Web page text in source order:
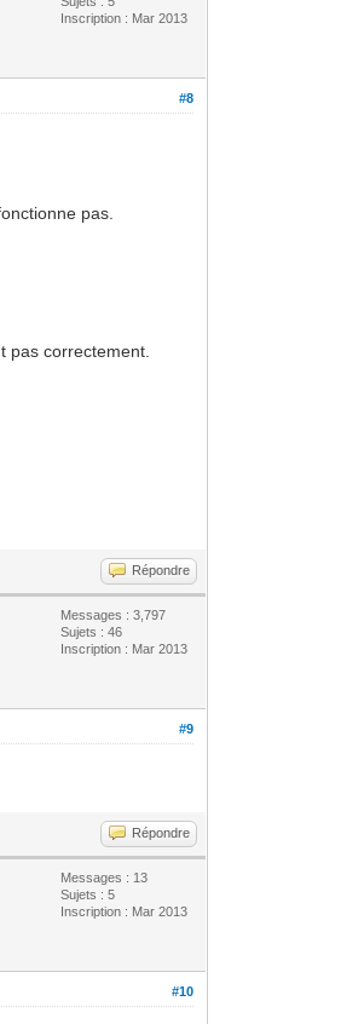
Inscription : Mar 2013
#8
pas.
pas correctement.
Répondre
Messages : 3,797
Sujets : 46
Inscription : Mar 2013
#9
Répondre
Messages : 13
Sujets : 5
Inscription : Mar 2013
#10